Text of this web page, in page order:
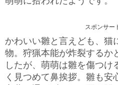
スポンサー
かわいい雛と言えども、猫
物。狩猟本能が炸裂するか
したが、萌萌は雛を傷つけ
く見つめて鼻挨拶。雛も安